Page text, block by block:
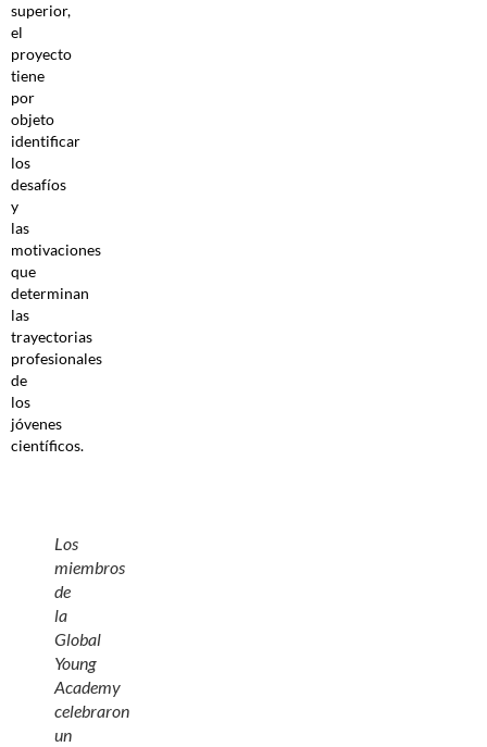
superior,
el
proyecto
tiene
por
objeto
identificar
los
desafíos
y
las
motivaciones
que
determinan
las
trayectorias
profesionales
de
los
jóvenes
científicos.
Los
miembros
de
la
Global
Young
Academy
celebraron
un